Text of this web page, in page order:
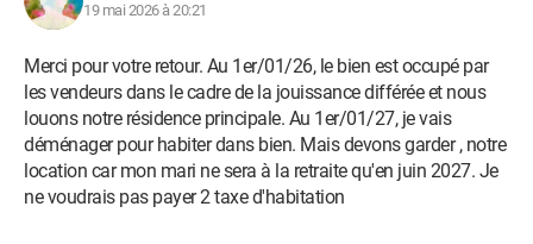
19 mai 2026 à 20:21
Merci pour votre retour. Au 1er/01/26, le bien est occupé par
les vendeurs dans le cadre de la jouissance différée et nous
louons notre résidence principale. Au 1er/01/27, je vais
déménager pour habiter dans bien. Mais devons garder , notre
location car mon mari ne sera à la retraite qu'en juin 2027. Je
ne voudrais pas payer 2 taxe d'habitation